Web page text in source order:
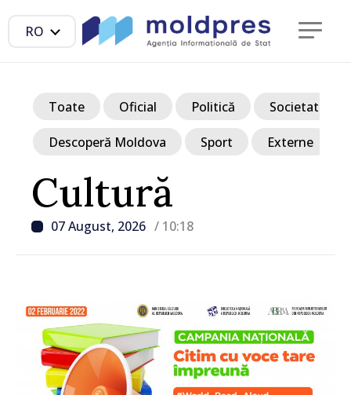
RO
Cultură
07 August, 2026 / 10:18
Toate Oficial Politică Societate
Descoperă Moldova Sport Externe